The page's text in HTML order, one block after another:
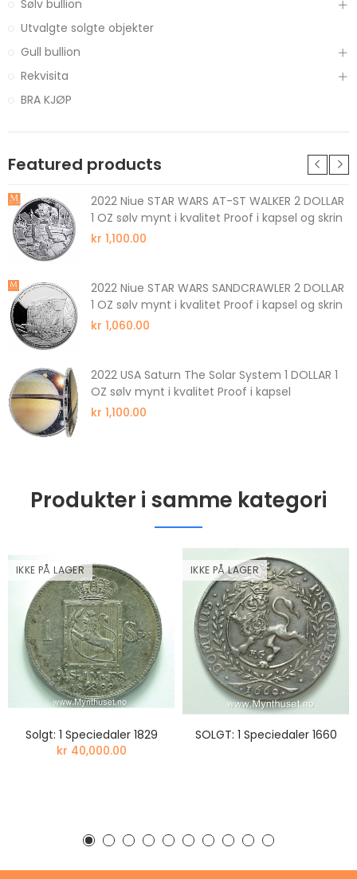
Sølv bullion
Utvalgte solgte objekter
Gull bullion
Rekvisita
BRA KJØP
Featured products
2022 Niue STAR WARS AT-ST WALKER 2 DOLLAR
1 OZ sølv mynt i kvalitet Proof i kapsel og skrin
kr 1,100.00
2022 Niue STAR WARS SANDCRAWLER 2 DOLLAR
1 OZ sølv mynt i kvalitet Proof i kapsel og skrin
kr 1,060.00
2022 USA Saturn The Solar System 1 DOLLAR 1
OZ sølv mynt i kvalitet Proof i kapsel
kr 1,100.00
Produkter i samme kategori
IKKE PÅ LAGER
Solgt: 1 Speciedaler 1829
kr 40,000.00
IKKE PÅ LAGER
SOLGT: 1 Speciedaler 1660